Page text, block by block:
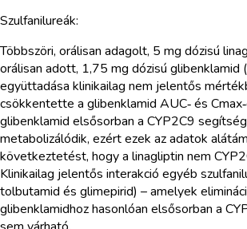
Szulfanilureák:
Többszöri, orálisan adagolt, 5 mg dózisú
orálisan adott, 1,75 mg dózisú glibenklamid
együttadása klinikailag nem jelentős
csökkentette a glibenklamid AUC‑ és
glibenklamid elsősorban a CYP2C9
metabolizálódik, ezért ezek az adatok
következtetést, hogy a linagliptin nem
Klinikailag jelentős interakció egyéb
tolbutamid és glimepirid) – amelyek
glibenklamidhoz hasonlóan elsősorban a